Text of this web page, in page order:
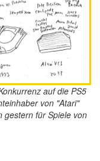
auf die PS5
von "Atari"
gestern für Spiele von